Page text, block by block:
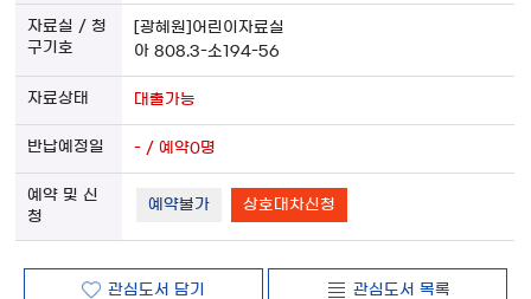
[광혜원]어린이자료실
아 808.3-소194-56
대출가능
- / 예약0명
예약불가 상호대차신청
관심도서 담기 관심도서 목록